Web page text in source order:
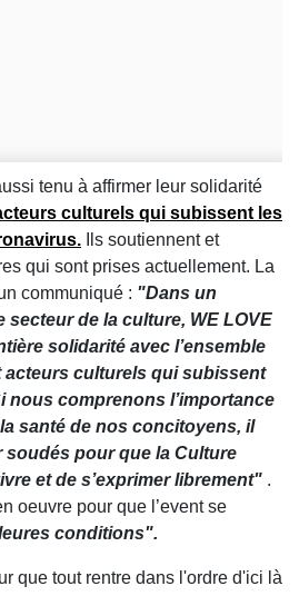
tenu à affirmer leur solidarité
culturels qui subissent les
Ils soutiennent et
qui sont prises actuellement. La
communiqué : "Dans un
de la culture, WE LOVE
solidarité avec l’ensemble
acteurs culturels qui subissent
nous comprenons l’importance
santé de nos concitoyens, il
soudés pour que la Culture
et de s’exprimer librement" .
oeuvre pour que l’event se
conditions".
que tout rentre dans l'ordre d'ici là